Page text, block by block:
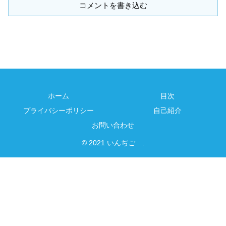
コメントを書き込む
ホーム
目次
プライバシーポリシー
自己紹介
お問い合わせ
© 2021 いんぢご .